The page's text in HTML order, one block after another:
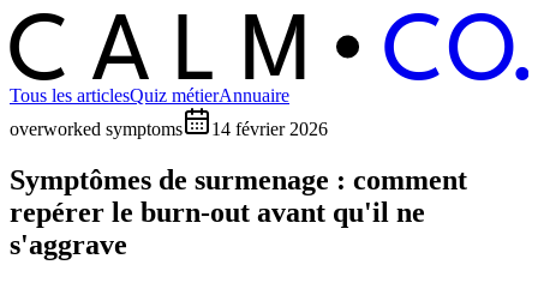
C ALM C O.
Tous les articlesQuiz métierAnnuaire
overworked symptoms
14 février 2026
Symptômes de surmenage : comment
repérer le burn-out avant qu'il ne
s'aggrave